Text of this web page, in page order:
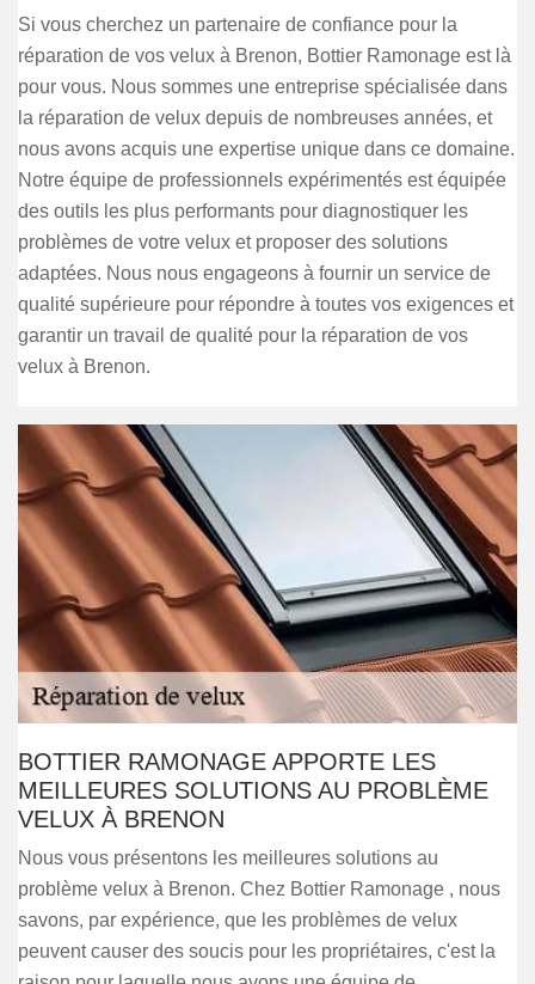
Si vous cherchez un partenaire de confiance pour la
réparation de vos velux à Brenon, Bottier Ramonage est là
pour vous. Nous sommes une entreprise spécialisée dans
la réparation de velux depuis de nombreuses années, et
nous avons acquis une expertise unique dans ce domaine.
Notre équipe de professionnels expérimentés est équipée
des outils les plus performants pour diagnostiquer les
problèmes de votre velux et proposer des solutions
adaptées. Nous nous engageons à fournir un service de
qualité supérieure pour répondre à toutes vos exigences et
garantir un travail de qualité pour la réparation de vos
velux à Brenon.
BOTTIER RAMONAGE APPORTE LES
MEILLEURES SOLUTIONS AU PROBLÈME
VELUX À BRENON
Nous vous présentons les meilleures solutions au
problème velux à Brenon. Chez Bottier Ramonage , nous
savons, par expérience, que les problèmes de velux
peuvent causer des soucis pour les propriétaires, c'est la